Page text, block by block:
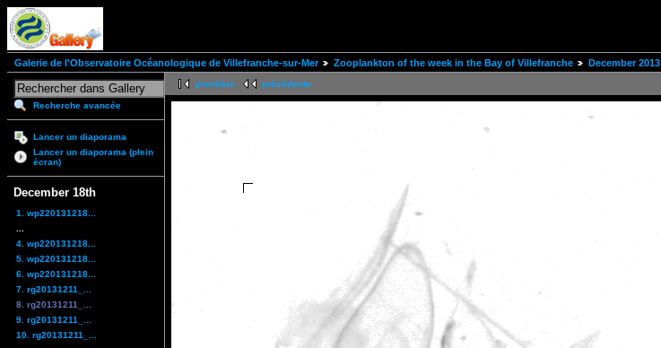
Galerie de l'Observatoire Océanologique de Villefranche-sur-Mer Zooplankton of the week in the Bay of Villefranche December 2013
Recherche avancée
Lancer un diaporama
Lancer un diaporama (plein
écran)
December 18th
1. wp220131218...
4. wp220131218...
5. wp220131218...
6. wp220131218...
7. rg20131211_...
8. rg20131211_...
9. rg20131211_...
10. rg20131211_...
première précédente